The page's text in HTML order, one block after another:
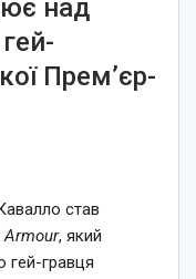
над
Прем’єр-
став
Armour, який
гей-гравця